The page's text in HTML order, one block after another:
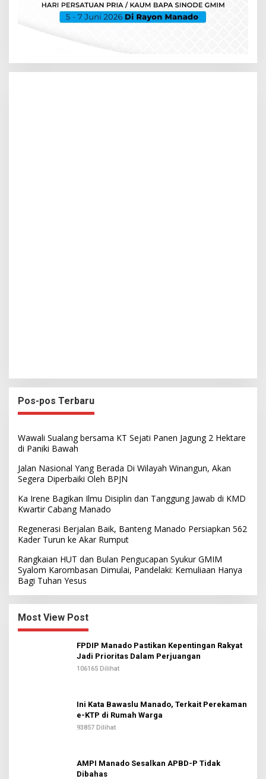
Pos-pos Terbaru
Wawali Sualang bersama KT Sejati Panen Jagung 2 Hektare
di Paniki Bawah
Jalan Nasional Yang Berada Di Wilayah Winangun, Akan
Segera Diperbaiki Oleh BPJN
Ka Irene Bagikan Ilmu Disiplin dan Tanggung Jawab di KMD
Kwartir Cabang Manado
Regenerasi Berjalan Baik, Banteng Manado Persiapkan 562
Kader Turun ke Akar Rumput
Rangkaian HUT dan Bulan Pengucapan Syukur GMIM
Syalom Karombasan Dimulai, Pandelaki: Kemuliaan Hanya
Bagi Tuhan Yesus
Most View Post
FPDIP Manado Pastikan Kepentingan Rakyat
Jadi Prioritas Dalam Perjuangan
106165 Dilihat
Ini Kata Bawaslu Manado, Terkait Perekaman
e-KTP di Rumah Warga
93857 Dilihat
AMPI Manado Sesalkan APBD-P Tidak
Dibahas